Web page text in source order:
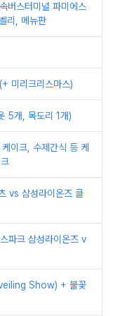
버스터미널 파미에스
리, 메뉴판
미리크리스마스)
5개, 목도리 1개)
이크, 수제간식 등 케
vs 삼성라이온즈 클
크 삼성라이온즈 v
Show) + 불꽃